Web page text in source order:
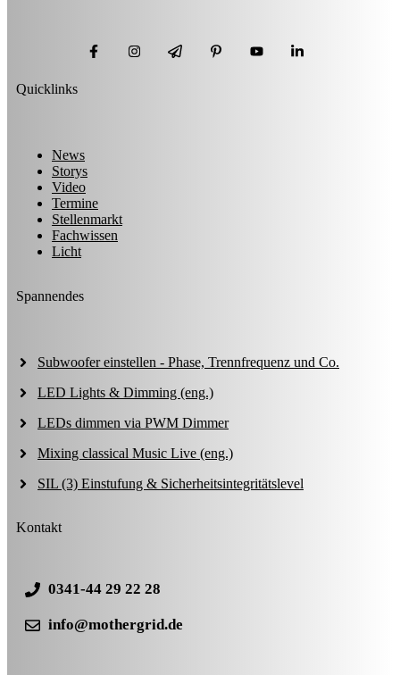
Quicklinks
News
Storys
Video
Termine
Stellenmarkt
Fachwissen
Licht
Spannendes
Subwoofer einstellen - Phase, Trennfrequenz und Co.
LED Lights & Dimming (eng.)
LEDs dimmen via PWM Dimmer
Mixing classical Music Live (eng.)
SIL (3) Einstufung & Sicherheitsintegritätslevel
Kontakt
0341-44 29 22 28
info@mothergrid.de